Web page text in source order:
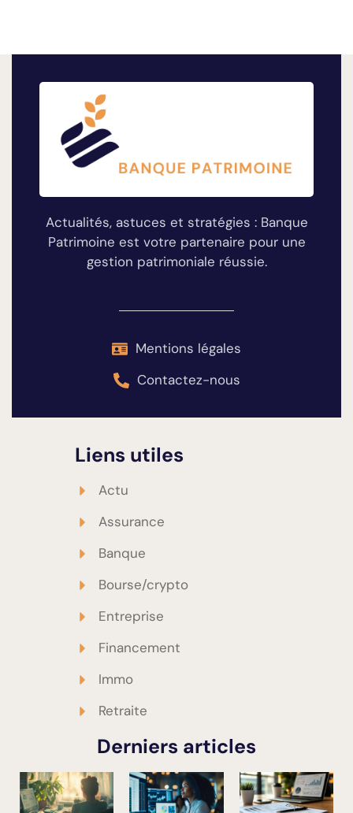
Actualités, astuces et stratégies : Banque
Patrimoine est votre partenaire pour une
gestion patrimoniale réussie.
Mentions légales
Contactez-nous
Liens utiles
Actu
Assurance
Banque
Bourse/crypto
Entreprise
Financement
Immo
Retraite
Derniers articles